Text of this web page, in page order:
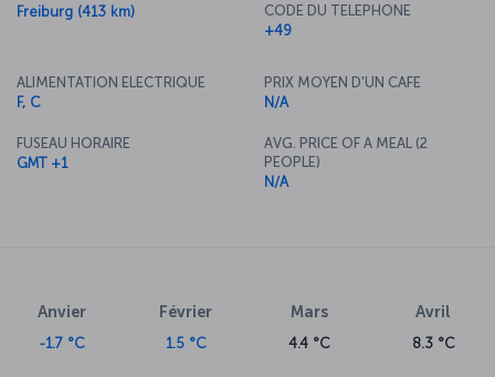
Freiburg (413 km)
CODE DU TELEPHONE
+49
ALIMENTATION ELECTRIQUE
F, C
FUSEAU HORAIRE
GMT +1
PRIX MOYEN D'UN CAFE
N/A
AVG. PRICE OF A MEAL (2
PEOPLE)
N/A
Anvier
-1.7 °C
Février
1.5 °C
Mars
4.4 °C
Avril
8.3 °C